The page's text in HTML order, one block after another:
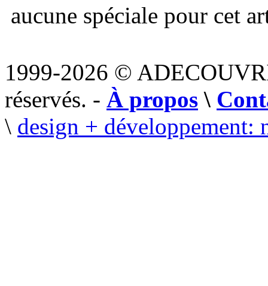
aucune spéciale pour cet
1999-2026 ©
réservés. - À propos \
\ design + développement: